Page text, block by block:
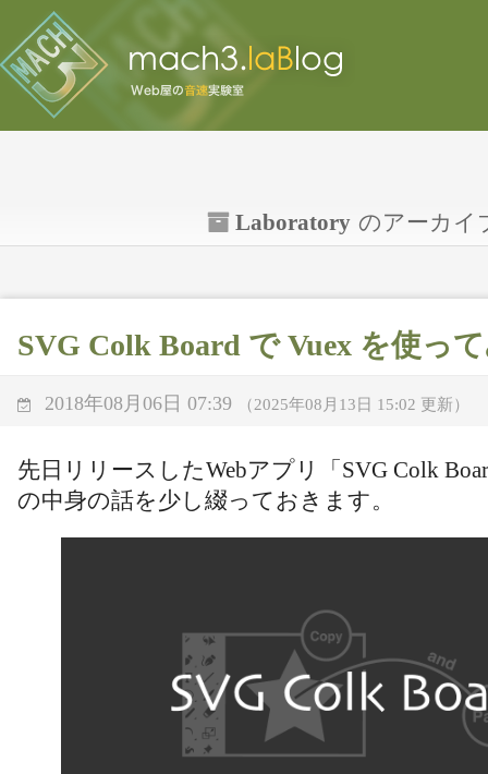
Laboratory のアーカイ
SVG Colk Board で Vuex を使っ
2018年08月06日 07:39 （2025年08月13日 15:02 更新）
先日リリースしたWebアプリ「SVG Colk
の中身の話を少し綴っておきます。